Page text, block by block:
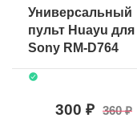
Универсальный
пульт Huayu для
Sony RM-D764
300 360